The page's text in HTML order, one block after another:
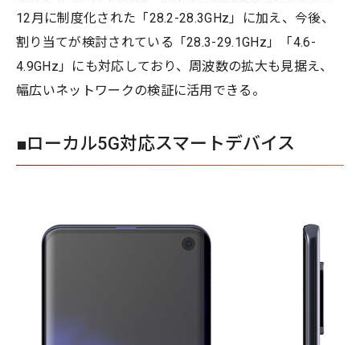
12月に制度化された「28.2-28.3GHz」に加え、今後、
割り当てが検討されている「28.3-29.1GHz」「4.6-
4.9GHz」にも対応しており、周波数の拡大も見据え、
幅広いネットワークの検証に活用できる。
■ローカル5G対応スマートデバイス